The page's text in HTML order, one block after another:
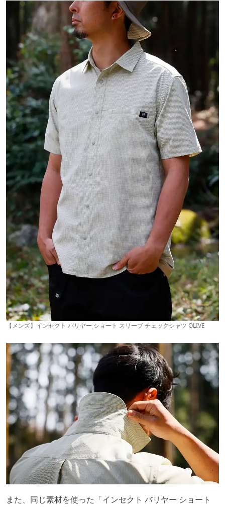
【メンズ】インセクト バリヤー ショート スリーブ チェックシャツ OLIVE
また、同じ素材を使った「インセクト バリヤー ショート